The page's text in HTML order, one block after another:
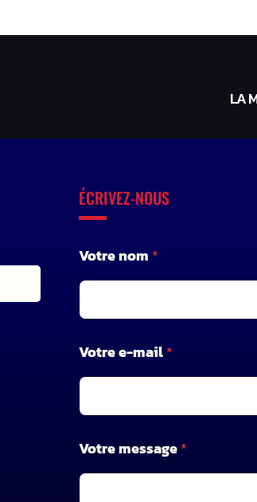
LA
ÉCRIVEZ-NOUS
Votre nom *
Votre e-mail*
o
m
m
Votre message*